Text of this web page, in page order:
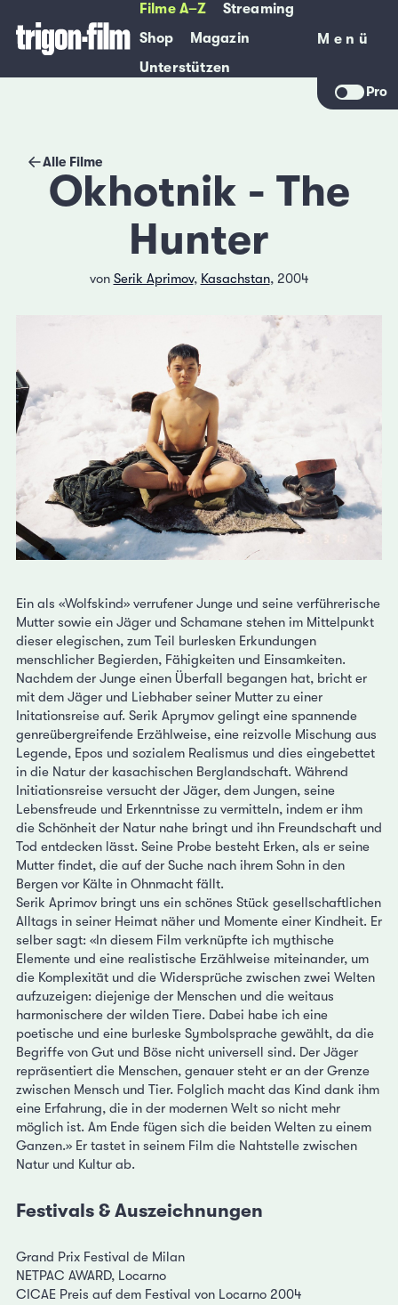
Filme A–Z
Streaming
Shop
Magazin
Unterstützen
Menü
Menü
Pro
Alle Filme
Okhotnik - The
Hunter
von Serik Aprimov, Kasachstan, 2004
Ein als «Wolfskind» verrufener Junge und seine verführerische
Mutter sowie ein Jäger und Schamane stehen im Mittelpunkt
dieser elegischen, zum Teil burlesken Erkundungen
menschlicher Begierden, Fähigkeiten und Einsamkeiten.
Nachdem der Junge einen Überfall begangen hat, bricht er
mit dem Jäger und Liebhaber seiner Mutter zu einer
Initationsreise auf. Serik Aprymov gelingt eine spannende
genreübergreifende Erzählweise, eine reizvolle Mischung aus
Legende, Epos und sozialem Realismus und dies eingebettet
in die Natur der kasachischen Berglandschaft. Während
Initiationsreise versucht der Jäger, dem Jungen, seine
Lebensfreude und Erkenntnisse zu vermitteln, indem er ihm
die Schönheit der Natur nahe bringt und ihn Freundschaft und
Tod entdecken lässt. Seine Probe besteht Erken, als er seine
Mutter findet, die auf der Suche nach ihrem Sohn in den
Bergen vor Kälte in Ohnmacht fällt.
Serik Aprimov bringt uns ein schönes Stück gesellschaftlichen
Alltags in seiner Heimat näher und Momente einer Kindheit. Er
selber sagt: «In diesem Film verknüpfte ich mythische
Elemente und eine realistische Erzählweise miteinander, um
die Komplexität und die Widersprüche zwischen zwei Welten
aufzuzeigen: diejenige der Menschen und die weitaus
harmonischere der wilden Tiere. Dabei habe ich eine
poetische und eine burleske Symbolsprache gewählt, da die
Begriffe von Gut und Böse nicht universell sind. Der Jäger
repräsentiert die Menschen, genauer steht er an der Grenze
zwischen Mensch und Tier. Folglich macht das Kind dank ihm
eine Erfahrung, die in der modernen Welt so nicht mehr
möglich ist. Am Ende fügen sich die beiden Welten zu einem
Ganzen.» Er tastet in seinem Film die Nahtstelle zwischen
Natur und Kultur ab.
Festivals & Auszeichnungen
Grand Prix Festival de Milan
NETPAC AWARD, Locarno
CICAE Preis auf dem Festival von Locarno 2004